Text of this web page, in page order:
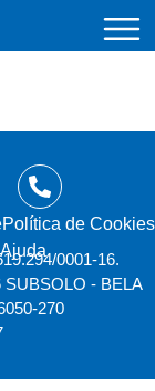
Política de Cookies
Ajuda 0001-16.
SUBSOLO - BELA
270